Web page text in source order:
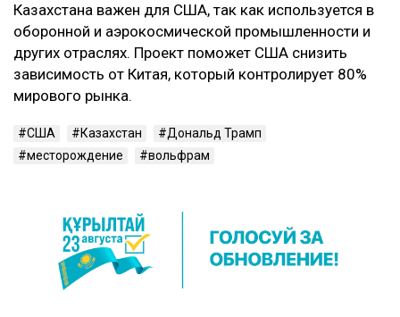
Казахстана важен для США, так как используется в
оборонной и аэрокосмической промышленности и
других отраслях. Проект поможет США снизить
зависимость от Китая, который контролирует 80%
мирового рынка.
США Казахстан
Дональд Трамп
месторождение
вольфрам